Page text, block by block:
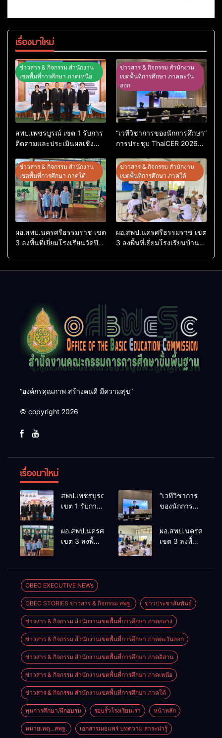
เรื่องมาใหม่
ข่าวสาร & กิจกรรม สำนักงาน
เขตพื้นที่การศึกษา ภาคเหนือ
สพป.เพชรบูรณ์ เขต 1 รับการ
ติดตามและประเมินผลเชิง
ต้นแบบ” ระดับประเทศ รุ่นที่ 3
ประจำปีงบประมาณ พ.ศ.
2569
ข่าวสาร & กิจกรรม สำนักงาน
เขตพื้นที่การศึกษา ภาคตะวัน
ออก
“เวทีวิชาการของนักการศึกษา”
การประชุม ThaiCER 2026
Conference on Education
Research (ThaiCER) 2026
ข่าวสาร & กิจกรรม สำนักงาน
เขตพื้นที่การศึกษา ภาคใต้
ผอ.สพป.นครศรีธรรมราช เขต
3 ลงพื้นที่เยี่ยมโรงเรียนวัดปิยา
ข่าวสาร & กิจกรรม สำนักงาน
เขตพื้นที่การศึกษา ภาคใต้
ผอ.สพป.นครศรีธรรมราช เขต
3 ลงพื้นที่เยี่ยมโรงเรียนบ้าน
“องค์กรคุณภาพ สร้างคนดี มีความสุข”
© copyright 2026
เรื่องมาใหม่
สพป.เพชรบูรณ์
เขต 1 รับการ
ประเมินผล
เชิงประจักษ์
ต้นแบบ”
ระดับประเทศ
รุ่นที่ 3 ประจำ
ปีงบประมาณ
พ.ศ. 2569
“เวทีวิชาการ
ของนักการ
ThaiCER
International
Research
(ThaiCER)
2026
ผอ.สพป.นครศรีธรรมราช
เขต 3 ลงพื้นที่
ปากพนัง
ผอ.สพป.นครศรีธรร
เขต 3 ลงพื้นที่
OBEC EXECUTIVE NEWs
OBEC STORIES ข่าวสาร & กิจกรรม สพฐ. ข่าวประชาสัมพันธ์
ข่าวสาร & กิจกรรม สำนักงานเขตพื้นที่การศึกษา ภาคกลาง
ข่าวสาร & กิจกรรม สำนักงานเขตพื้นที่การศึกษา ภาคตะวันออก
ข่าวสาร & กิจกรรม สำนักงานเขตพื้นที่การศึกษา ภาคอิสาน
ข่าวสาร & กิจกรรม สำนักงานเขตพื้นที่การศึกษา ภาคเหนือ
ข่าวสาร & กิจกรรม สำนักงานเขตพื้นที่การศึกษา ภาคใต้
ทุนการศึกษา/ฝึกอบรม รอบรั้วโรงเรียนเรา หน้าหลัก
หมายเหตุ...สพฐ. เอกสารเผยแพร่ บทความ สาระน่ารู้